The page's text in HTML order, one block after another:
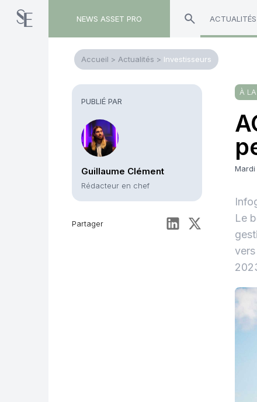
NEWS ASSET PRO ACTUALITÉS
Accueil > Actualités > Investisseurs
PUBLIÉ PAR
Guillaume Clément
Rédacteur en chef
Partager
À
Mardi
Le